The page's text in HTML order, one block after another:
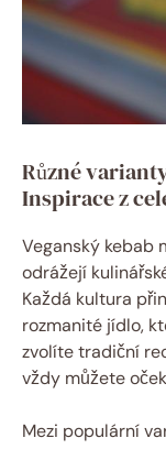
Různé
Inspirace z
Veganský kebab
odrážejí
Každá kultura
rozmanité jídlo,
zvolíte tradiční
vždy můžete
Mezi populární